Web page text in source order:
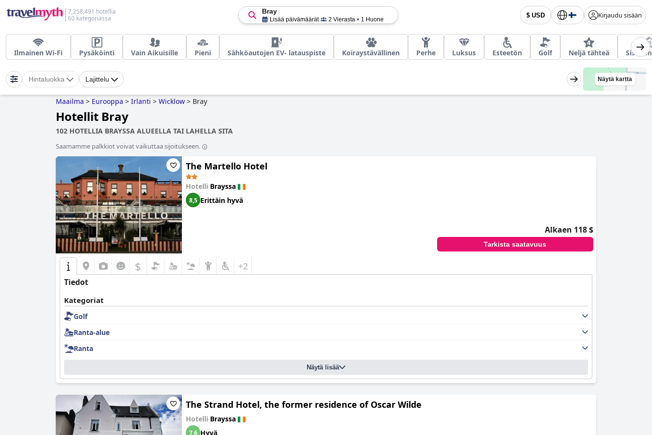
7,258,491 hotellia
60 kategoriassa
$ USD Kirjaudu sisään
Bray
Lisää päivämäärät 2 Vierasta 1 Huone
Ilmainen Wi-Fi Pysäköinti Vain Aikuisille Pieni Sähköautojen EV- latauspiste Koiraystävällinen Perhe Luksus Esteetön Golf Neljä tähteä
Hintaluokka Lajittelu Näytä kartta
Maailma > Eurooppa > Irlanti > Wicklow > Bray
Hotellit Bray
102 HOTELLIA BRAYSSA ALUEELLA TAI LAHELLA SITA
Saamamme palkkiot voivat vaikuttaa sijoitukseen.
The Martello Hotel
Hotelli Brayssa
8,5 Erittäin hyvä
Alkaen 118 $
Tarkista saatavuus
$ +2
Tiedot
Kategoriat
Golf
Ranta-alue
Ranta
Näytä lisää
The Strand Hotel, the former residence of Oscar Wilde
Hotelli Brayssa
7,6 Hyvä